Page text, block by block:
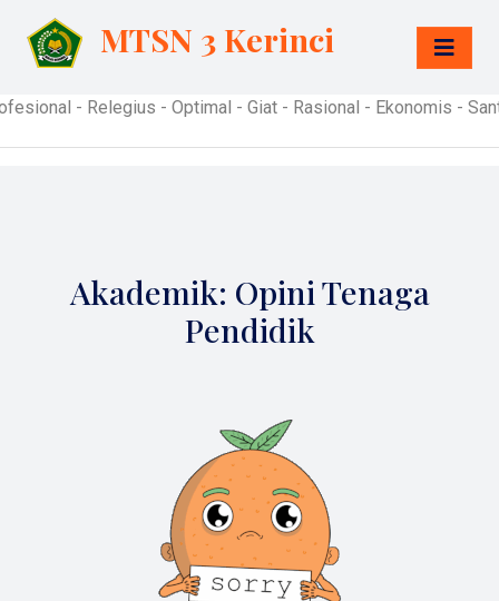
MTSN 3 Kerinci
- Relegius - Optimal - Giat - Rasional - Ekonomis -
Akademik: Opini Tenaga
Pendidik